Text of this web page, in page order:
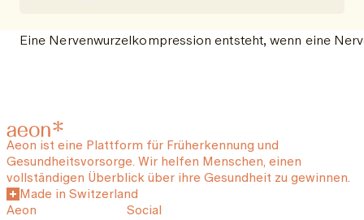
Eine Nervenwurzelkompression entsteht, wenn eine
Aeon ist eine Plattform für Früherkennung und
Gesundheitsvorsorge. Wir helfen Menschen, einen
vollständigen Überblick über ihre Gesundheit zu gewinnen.
Made in Switzerland
Aeon
Social